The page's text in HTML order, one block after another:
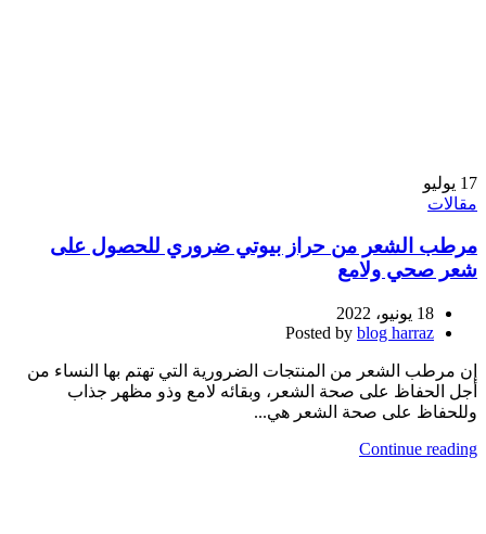
17 يوليو
مقالات
مرطب الشعر من حراز بيوتي ضروري للحصول على
شعر صحي ولامع
18 يونيو، 2022
Posted by blog harraz
إن مرطب الشعر من المنتجات الضرورية التي تهتم بها النساء من
أجل الحفاظ على صحة الشعر، وبقائه لامع وذو مظهر جذاب
وللحفاظ على صحة الشعر هي...
Continue reading